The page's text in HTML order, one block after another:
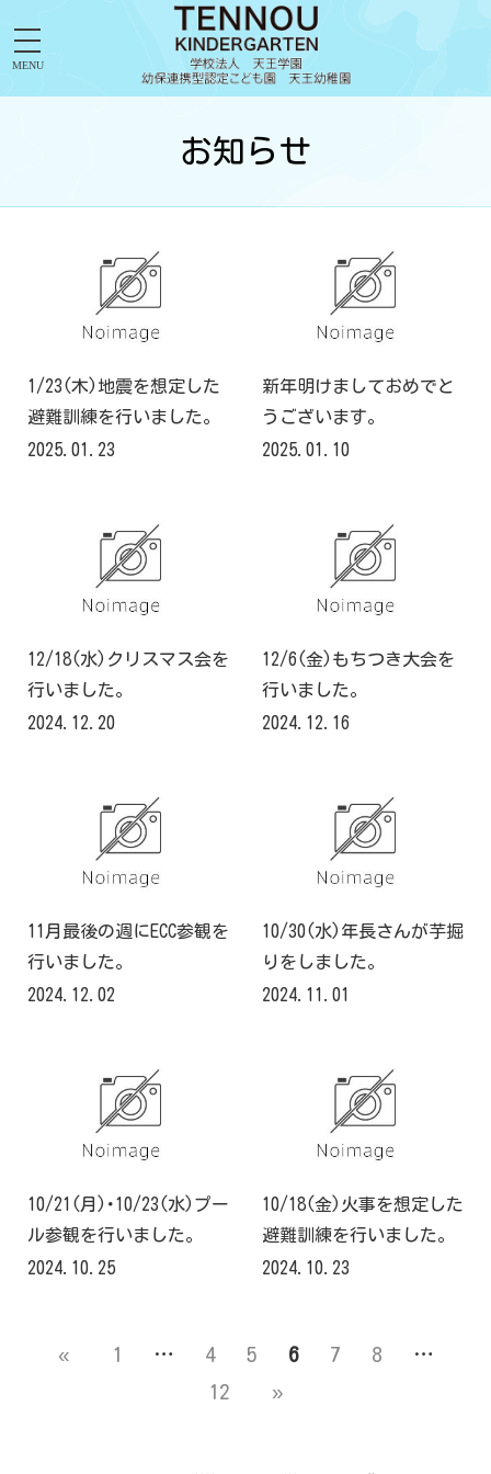
MENU
お知らせ
1/23(木)地震を想定した
避難訓練を行いました。
2025.01.23
新年明けましておめでと
うございます。
2025.01.10
12/18(水)クリスマス会を
行いました。
2024.12.20
12/6(金)もちつき大会を
行いました。
2024.12.16
11月最後の週にECC参観を
行いました。
2024.12.02
10/30(水)年長さんが芋掘
りをしました。
2024.11.01
10/21(月)･10/23(水)プー
ル参観を行いました。
2024.10.25
10/18(金)火事を想定した
避難訓練を行いました。
2024.10.23
« 1 … 4 5 6 7 8
…
12
»